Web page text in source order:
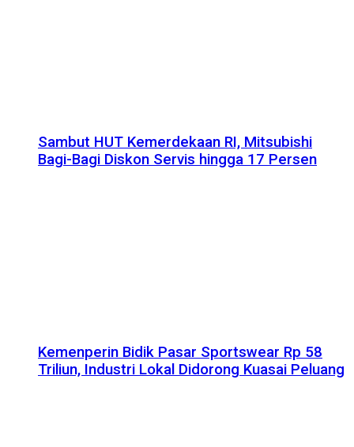
Sambut HUT Kemerdekaan RI, Mitsubishi
Bagi-Bagi Diskon Servis hingga 17 Persen
Kemenperin Bidik Pasar Sportswear Rp 58
Triliun, Industri Lokal Didorong Kuasai Peluang